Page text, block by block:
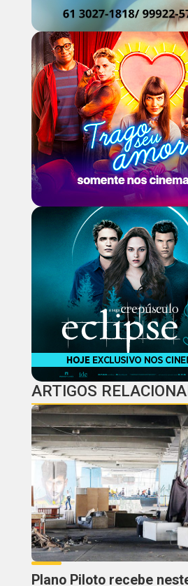
ARTIGOS
Plano Piloto recebe